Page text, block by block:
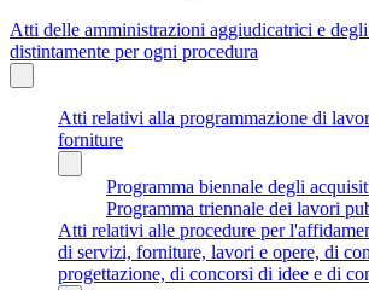
Atti delle amministrazioni aggiudicatrici e
distintamente per ogni procedura
Atti relativi alla programmazione di
forniture
Programma biennale degli
Programma triennale dei lavori
Atti relativi alle procedure per
di servizi, forniture, lavori e opere, di
progettazione, di concorsi di idee e di